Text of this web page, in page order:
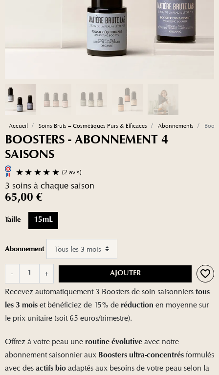
Accueil Soins Bruts – Cosmétiques Purs & Efficaces Abonnements
BOOSTERS - ABONNEMENT 4
SAISONS
(2 avis)
3 soins à chaque saison
65,00 €
Recevez automatiquement 3 Boosters de soin saisonniers tous
les 3 mois et bénéficiez de 15% de réduction en moyenne sur
le prix unitaire (soit 65 euros/trimestre).
Offrez à votre peau une routine évolutive avec notre
abonnement saisonnier aux Boosters ultra-concentrés formulés
avec des actifs bio adaptés aux besoins de votre peau selon la
Taille 15mL
Abonnement
- + AJOUTER favorite_border